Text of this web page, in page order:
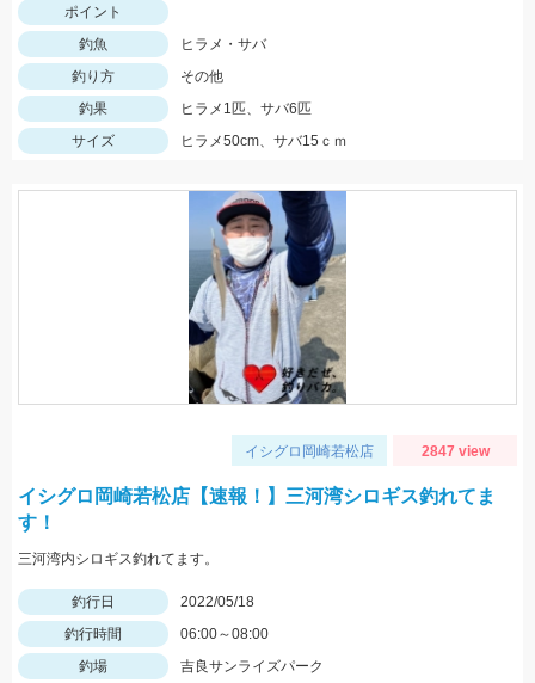
ポイント
釣魚
ヒラメ・サバ
釣り方
その他
釣果
ヒラメ1匹、サバ6匹
サイズ
ヒラメ50cm、サバ15ｃｍ
イシグロ岡崎若松店 2847 view
イシグロ岡崎若松店【速報！】三河湾シロギス釣れてま
す！
三河湾内シロギス釣れてます。
釣行日
2022/05/18
釣行時間
06:00～08:00
釣場
吉良サンライズパーク